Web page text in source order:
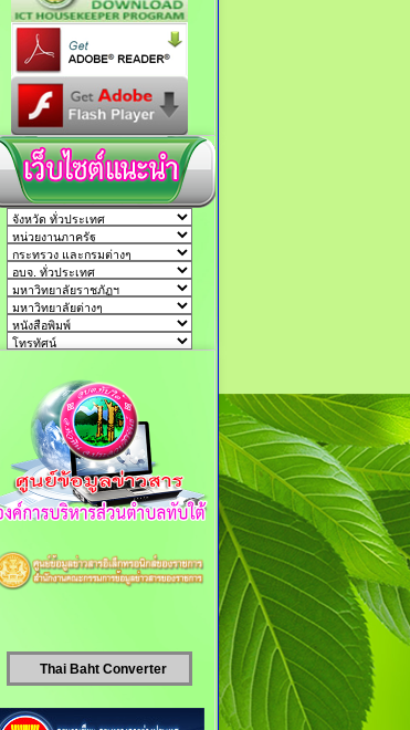
Thai Baht Converter